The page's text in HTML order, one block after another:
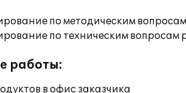
по методическим
по техническим
работы:
в офис заказчика